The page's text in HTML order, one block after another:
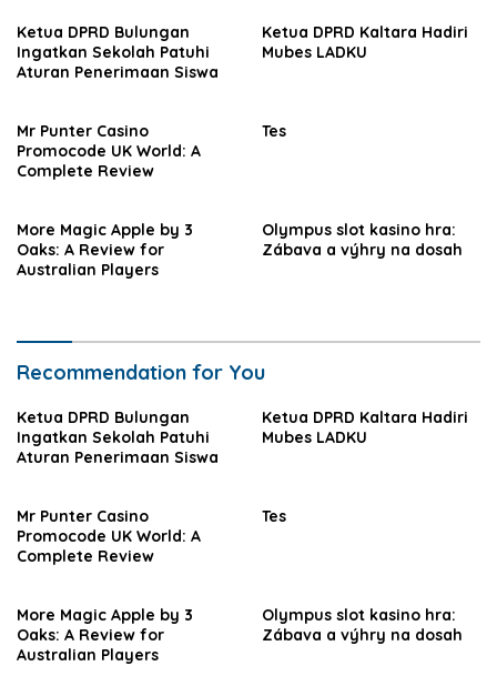
Ketua DPRD Bulungan
Ingatkan Sekolah Patuhi
Aturan Penerimaan Siswa
Ketua DPRD Kaltara Hadiri
Mubes LADKU
Mr Punter Casino
Promocode UK World: A
Complete Review
Tes
More Magic Apple by 3
Oaks: A Review for
Australian Players
Olympus slot kasino hra:
Zábava a výhry na dosah
Recommendation for You
Ketua DPRD Bulungan
Ingatkan Sekolah Patuhi
Aturan Penerimaan Siswa
Ketua DPRD Kaltara Hadiri
Mubes LADKU
Mr Punter Casino
Promocode UK World: A
Complete Review
Tes
More Magic Apple by 3
Oaks: A Review for
Australian Players
Olympus slot kasino hra:
Zábava a výhry na dosah